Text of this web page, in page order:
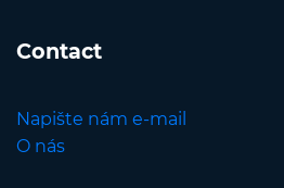
Contact
Napište nám e-mail
O nás